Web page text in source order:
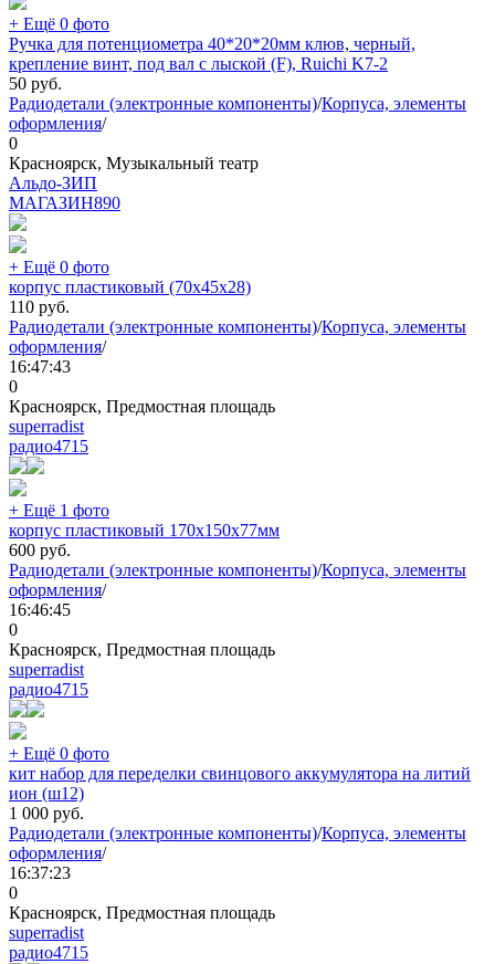
+ Ещё 0 фото
Ручка для потенциометра 40*20*20мм клюв, черный,
крепление винт, под вал с лыской (F), Ruichi K7-2
50 руб.
Радиодетали (электронные компоненты)/Корпуса, элементы
оформления/
0
Красноярск, Музыкальный театр
Альдо-ЗИП
МАГАЗИН890
+ Ещё 0 фото
корпус пластиковый (70х45х28)
110 руб.
Радиодетали (электронные компоненты)/Корпуса, элементы
оформления/
16:47:43
0
Красноярск, Предмостная площадь
superradist
радио4715
+ Ещё 1 фото
корпус пластиковый 170х150х77мм
600 руб.
Радиодетали (электронные компоненты)/Корпуса, элементы
оформления/
16:46:45
0
Красноярск, Предмостная площадь
superradist
радио4715
+ Ещё 0 фото
кит набор для переделки свинцового аккумулятора на литий
ион (ш12)
1 000 руб.
Радиодетали (электронные компоненты)/Корпуса, элементы
оформления/
16:37:23
0
Красноярск, Предмостная площадь
superradist
радио4715